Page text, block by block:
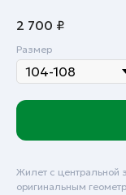
2 700 ₽
Размер
Жилет с центральной
оригинальным